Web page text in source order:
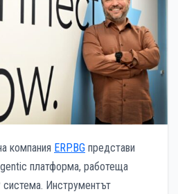
компания ERP.BG представи
платформа, работеща
системa. Инструментът